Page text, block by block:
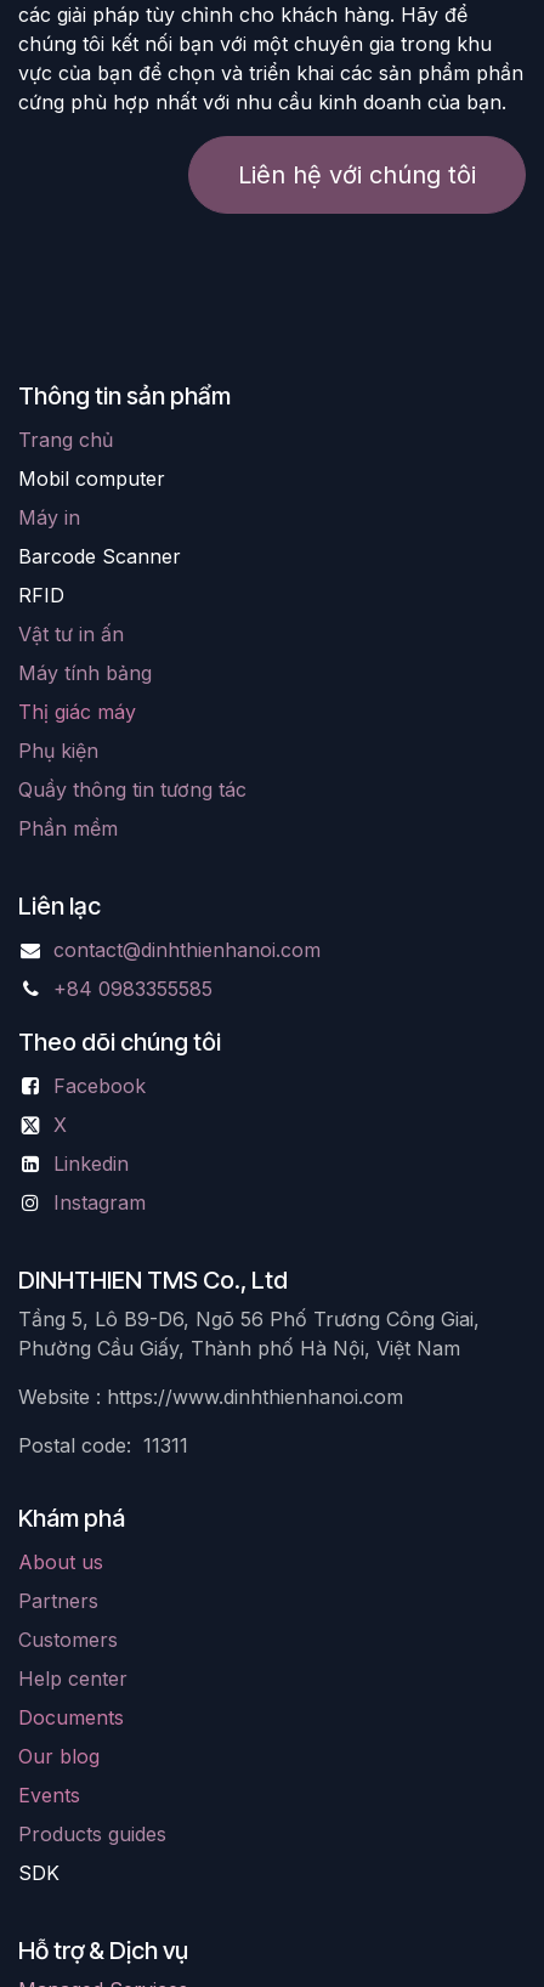
các giải pháp tùy chỉnh cho khách hàng. Hãy để
chúng tôi kết nối bạn với một chuyên gia trong khu
vực của bạn để chọn và triển khai các sản phẩm phần
cứng phù hợp nhất với nhu cầu kinh doanh của bạn.
Liên hệ với chúng tôi
Thông tin sản phẩm
Trang chủ
Mobil computer
Máy in
Barcode Scanner
RFID
Vật tư in ấn
Máy tính bảng
Thị giác máy
Phụ kiện
Quầy thông tin tương tác
Phần mềm
Liên lạc
contact@dinhthienhanoi.com
+84 0983355585
Theo dõi chúng tôi
Facebook
X
Linkedin
Instagram
DINHTHIEN TMS Co., Ltd
Tầng 5, Lô B9-D6, Ngõ 56 Phố Trương Công Giai,
Phường Cầu Giấy, Thành phố Hà Nội, Việt Nam
Website : https://www.dinhthienhanoi.com
Postal code: 11311
Khám phá
About us
Partners
Customers
Help center
Documents
Our blog
Events
Products guides
SDK
Hỗ trợ & Dịch vụ